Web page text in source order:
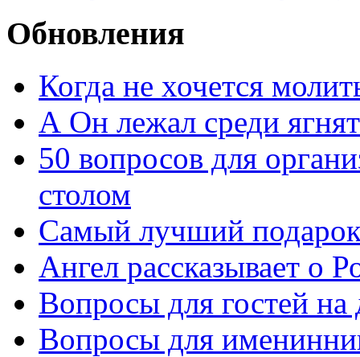
Обновления
Когда не хочется
А Он лежал среди ягнят
50 вопросов для
столом
Самый лучший
Ангел рассказывает о
Вопросы для гостей
Вопросы для